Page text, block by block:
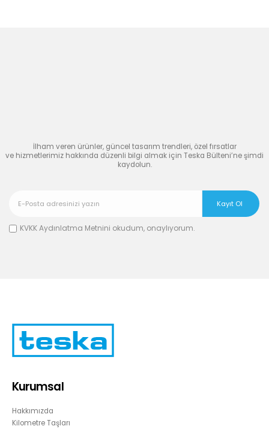
İlham veren ürünler, güncel tasarım trendleri, özel fırsatlar
ve hizmetlerimiz hakkında düzenli bilgi almak için Teska Bülteni’ne şimdi
kaydolun.
KVKK Aydınlatma Metnini okudum, onaylıyorum.
Kurumsal
Hakkımızda
Kilometre Taşları